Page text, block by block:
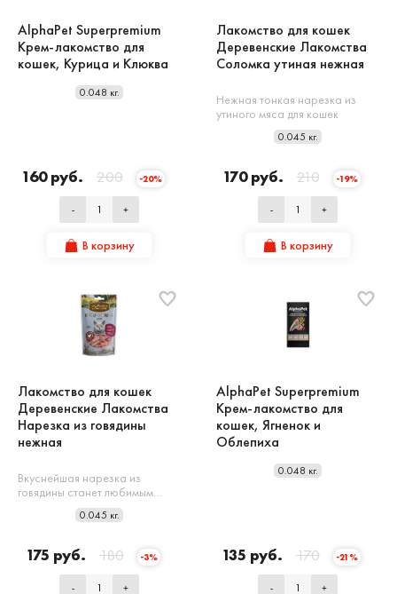
AlphaPet Superpremium
Крем-лакомство для
кошек, Курица и Клюква
0.048 кг.
160 руб. 200 -20%
- +
В корзину
Лакомство для кошек
Деревенские Лакомства
Соломка утиная нежная
Нежная тонкая нарезка из
утиного мяса для кошек
0.045 кг.
170 руб. 210 -19%
- +
В корзину
Лакомство для кошек
Деревенские Лакомства
Нарезка из говядины
нежная
Вкуснейшая нарезка из
говядины станет любимым…
0.045 кг.
175 руб. 180 -3%
- +
AlphaPet Superpremium
Крем-лакомство для
кошек, Ягненок и
Облепиха
0.048 кг.
135 руб. 170 -21%
- +